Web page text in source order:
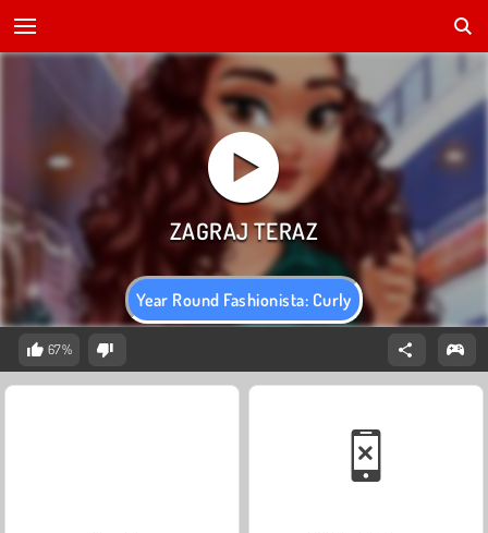
Year Round Fashionista: Curly
67%